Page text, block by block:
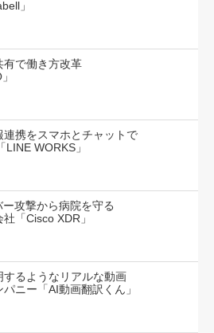
」
有で働き方改革
携をスマホとチャットで
WORKS」
攻撃から病院を守る
「Cisco XDR」
るようなリアルな動画
ニー「AI動画翻訳くん」